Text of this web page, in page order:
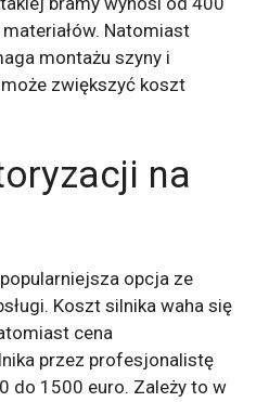
Natomiast
montażu szyny i
zwiększyć koszt
na
opcja ze
Koszt silnika waha się
cena
przez profesjonalistę
do 1500 euro. Zależy to w